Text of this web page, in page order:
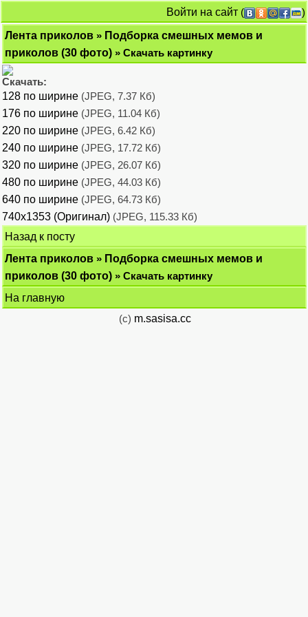
Войти на сайт (
)
Лента приколов » Подборка смешных мемов и
приколов (30 фото) » Скачать картинку
Скачать:
128 по ширине (JPEG, 7.37 Кб)
176 по ширине (JPEG, 11.04 Кб)
220 по ширине (JPEG, 6.42 Кб)
240 по ширине (JPEG, 17.72 Кб)
320 по ширине (JPEG, 26.07 Кб)
480 по ширине (JPEG, 44.03 Кб)
640 по ширине (JPEG, 64.73 Кб)
740x1353 (Оригинал) (JPEG, 115.33 Кб)
Назад к посту
Лента приколов » Подборка смешных мемов и
приколов (30 фото) » Скачать картинку
На главную
(c) m.sasisa.cc